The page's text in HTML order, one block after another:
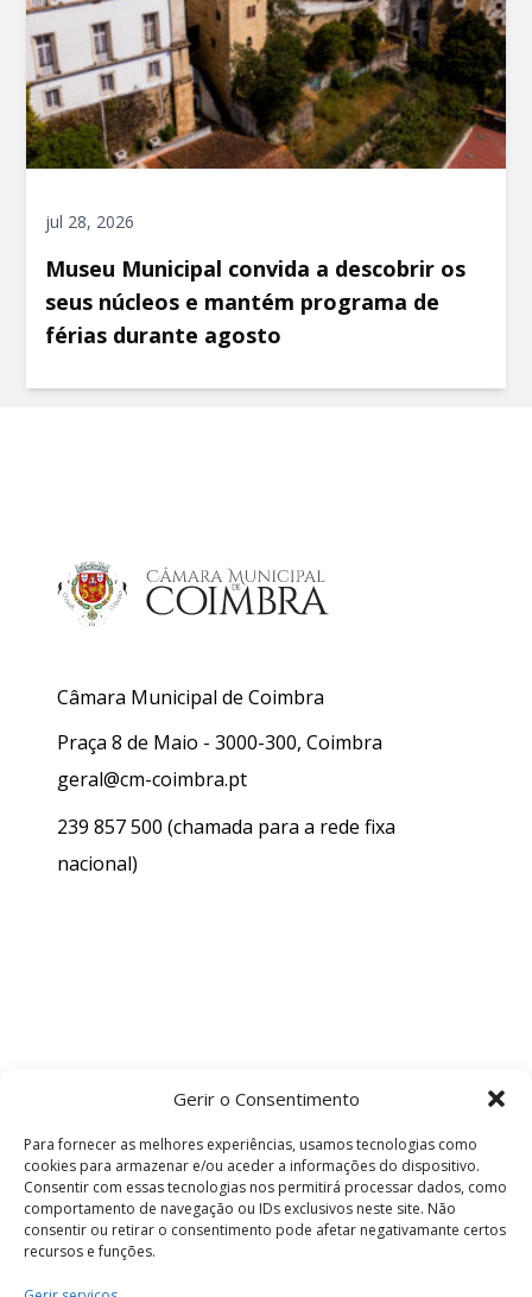
Gerir o Consentimento
Para fornecer as melhores experiências, usamos tecnologias como
cookies para armazenar e/ou aceder a informações do dispositivo.
Consentir com essas tecnologias nos permitirá processar dados, como
comportamento de navegação ou IDs exclusivos neste site. Não
consentir ou retirar o consentimento pode afetar negativamante certos
recursos e funções.
jul 28, 2026
Museu Municipal convida a descobrir os
seus núcleos e mantém programa de
férias durante agosto
Câmara Municipal de Coimbra
Praça 8 de Maio - 3000-300, Coimbra
geral@cm-coimbra.pt
239 857 500 (chamada para a rede fixa
nacional)
Termos e Condições